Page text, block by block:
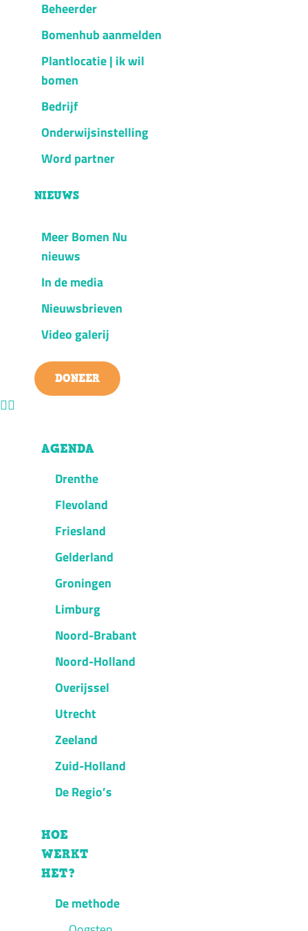
Beheerder
Bomenhub aanmelden
Plantlocatie | ik wil
bomen
Bedrijf
Onderwijsinstelling
Word partner
NIEUWS
Meer Bomen Nu
nieuws
In de media
Nieuwsbrieven
Video galerij
DONEER
AGENDA
Drenthe
Flevoland
Friesland
Gelderland
Groningen
Limburg
Noord-Brabant
Noord-Holland
Overijssel
Utrecht
Zeeland
Zuid-Holland
De Regio’s
HOE
WERKT
HET?
De methode